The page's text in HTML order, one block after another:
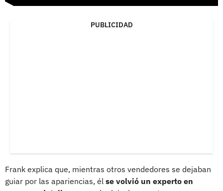
PUBLICIDAD
Frank explica que, mientras otros vendedores se dejaban
guiar por las apariencias, él se volvió un experto en